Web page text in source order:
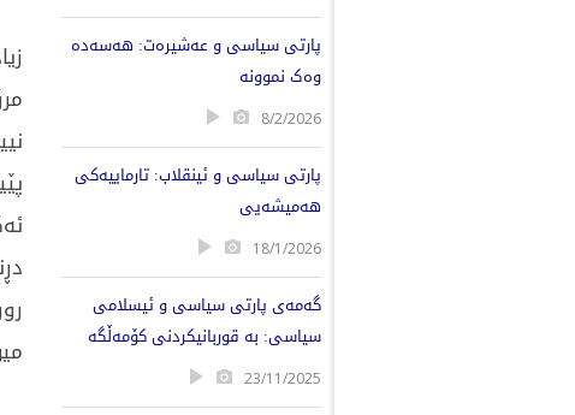
پارتی سیاسی و عەشیرەت: هەسەدە
وەک نموونە
8/2/2026
پارتی سیاسی و ئینقلاب: تارماییەکی
هەمیشەیی
18/1/2026
گەمەی پارتی سیاسی و ئیسلامی
سیاسی: بە قوربانیکردنی کۆمەڵگە
23/11/2025